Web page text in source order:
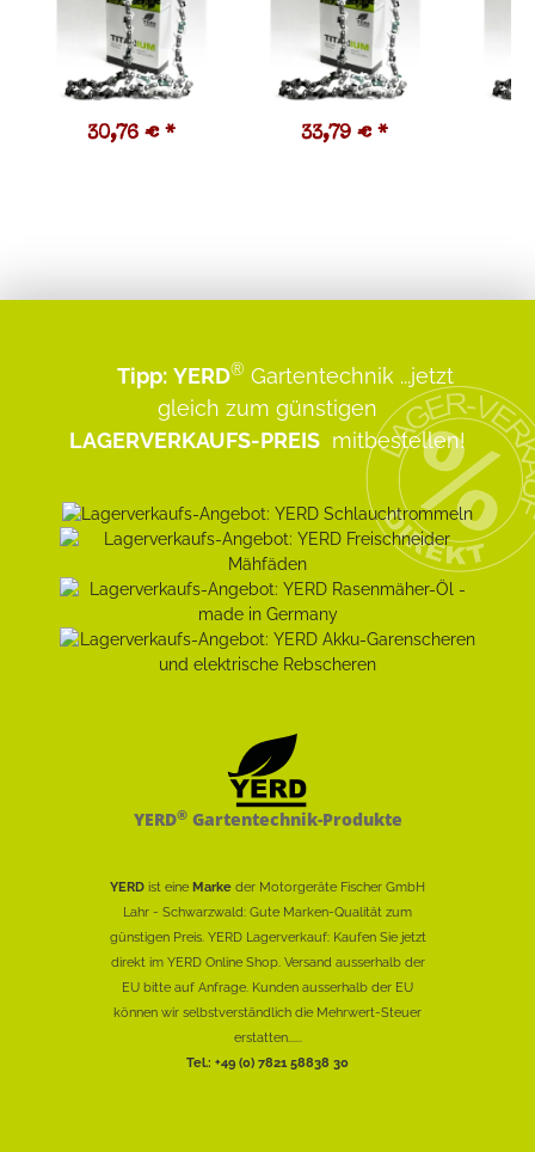
30,76 € * 33,79 € *
Tipp: YERD® Gartentechnik ...jetzt
gleich zum günstigen
LAGERVERKAUFS-PREIS mitbestellen!
YERD®Gartentechnik-Produkte
YERD ist eine Marke der Motorgeräte Fischer GmbH
Lahr - Schwarzwald: Gute Marken-Qualität zum
günstigen Preis. YERD Lagerverkauf: Kaufen Sie jetzt
direkt im YERD Online Shop. Versand ausserhalb der
EU bitte auf Anfrage. Kunden ausserhalb der EU
können wir selbstverständlich die Mehrwert-Steuer
erstatten......
Tel.: +49 (0) 7821 58838 30